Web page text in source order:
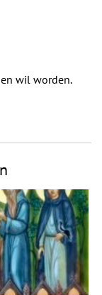
wil worden.